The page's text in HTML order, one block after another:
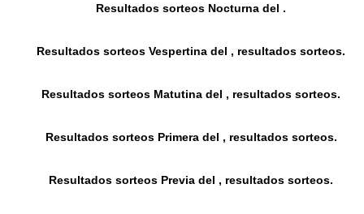
Resultados sorteos Nocturna del .
Resultados sorteos Vespertina del , resultados sorteos.
Resultados sorteos Matutina del , resultados sorteos.
Resultados sorteos Primera del , resultados sorteos.
Resultados sorteos Previa del , resultados sorteos.